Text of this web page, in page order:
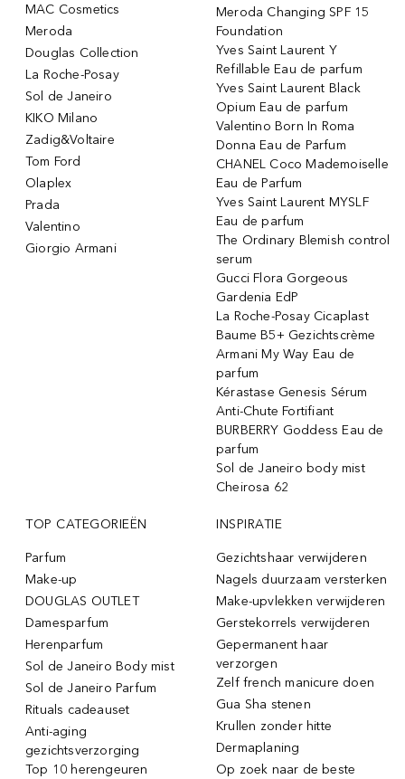
MAC Cosmetics
Meroda
Douglas Collection
La Roche-Posay
Sol de Janeiro
KIKO Milano
Zadig&Voltaire
Tom Ford
Olaplex
Prada
Valentino
Giorgio Armani
Meroda Changing SPF 15
Foundation
Yves Saint Laurent Y
Refillable Eau de parfum
Yves Saint Laurent Black
Opium Eau de parfum
Valentino Born In Roma
Donna Eau de Parfum
CHANEL Coco Mademoiselle
Eau de Parfum
Yves Saint Laurent MYSLF
Eau de parfum
The Ordinary Blemish control
serum
Gucci Flora Gorgeous
Gardenia EdP
La Roche-Posay Cicaplast
Baume B5+ Gezichtscrème
Armani My Way Eau de
parfum
Kérastase Genesis Sérum
Anti-Chute Fortifiant
BURBERRY Goddess Eau de
parfum
Sol de Janeiro body mist
Cheirosa 62
TOP CATEGORIEËN
Parfum
Make-up
DOUGLAS OUTLET
Damesparfum
Herenparfum
Sol de Janeiro Body mist
Sol de Janeiro Parfum
Rituals cadeauset
Anti-aging
gezichtsverzorging
Top 10 herengeuren
INSPIRATIE
Gezichtshaar verwijderen
Nagels duurzaam versterken
Make-upvlekken verwijderen
Gerstekorrels verwijderen
Gepermanent haar
verzorgen
Zelf french manicure doen
Gua Sha stenen
Krullen zonder hitte
Dermaplaning
Op zoek naar de beste